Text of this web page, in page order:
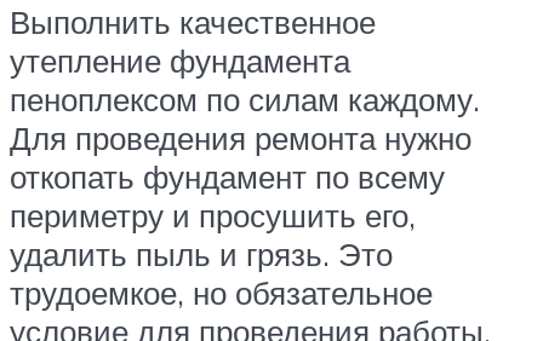
Выполнить качественное
утепление фундамента
пеноплексом по силам каждому.
Для проведения ремонта нужно
откопать фундамент по всему
периметру и просушить его,
удалить пыль и грязь. Это
трудоемкое, но обязательное
условие для проведения работы.